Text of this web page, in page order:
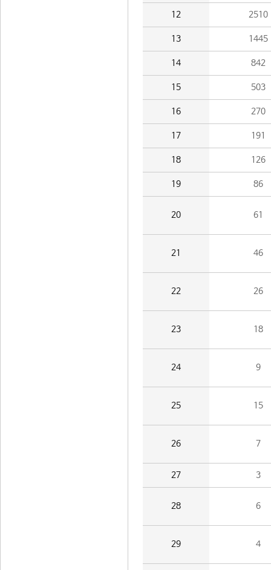
12 2510
13 1445
14 842
15 503
16 270
17 191
18 126
19 86
20 61
21 46
22 26
23 18
24 9
25 15
26 7
27 3
28 6
29 4